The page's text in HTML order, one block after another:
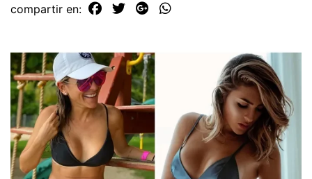
compartir en: